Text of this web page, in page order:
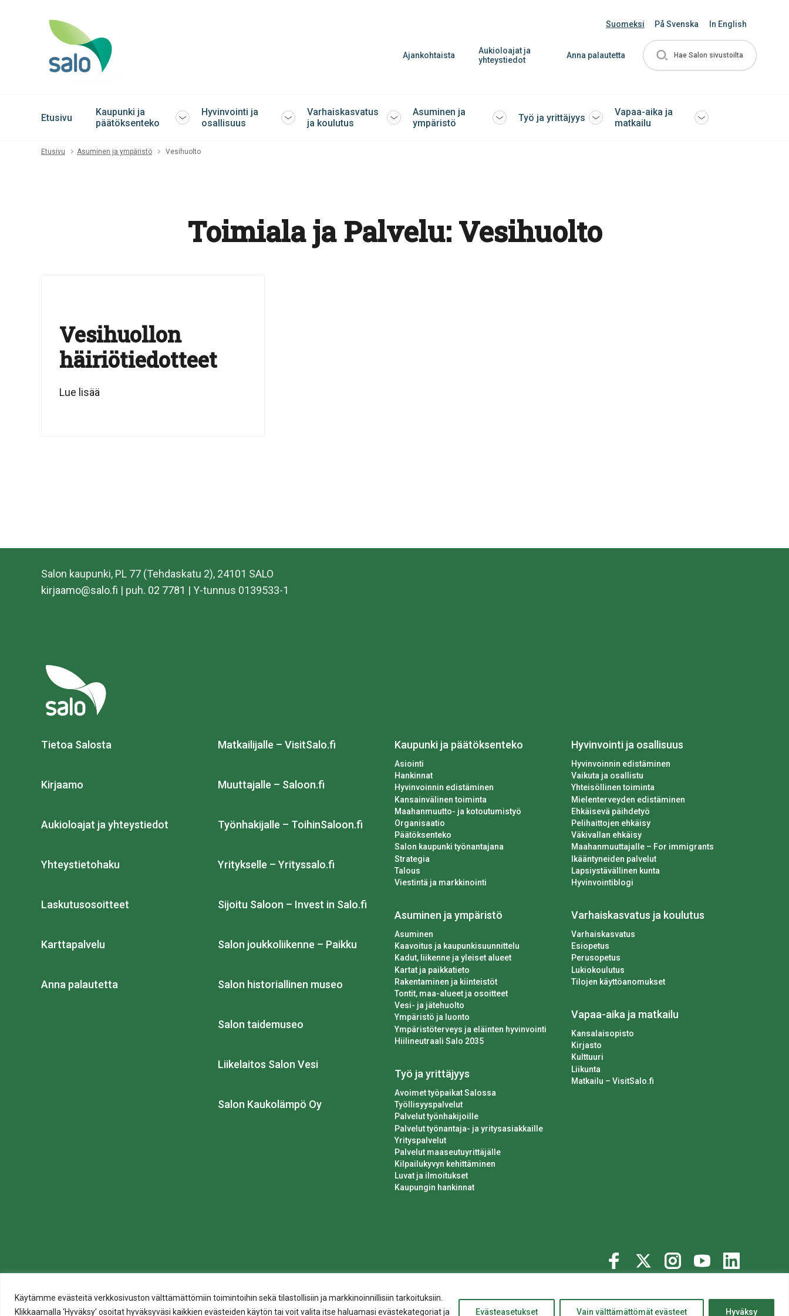
Käytämme evästeitä verkkosivuston välttämättömiin toimintoihin sekä tilastollisiin ja markkinoinnillisiin tarkoituksiin.
Klikkaamalla ‘Hyväksy’ osoitat hyväksyväsi kaikkien evästeiden käytön tai voit valita itse haluamasi evästekategoriat ja
Evästeasetukset Vain välttämättömät evästeet Hyväksy
Suomeksi På Svenska In English
Ajankohtaista
Aukioloajat ja
yhteystiedot
Anna palautetta Hae Salon sivustoilta
Etusivu
Kaupunki ja
päätöksenteko
Avaa
sulje
Hyvinvointi ja
osallisuus
Avaa
Varhaiskasvatus
ja koulutus
Avaa
Asuminen ja
ympäristö
Avaa
Työ ja yrittäjyys Avaa
Vapaa-aika ja
matkailu
Avaa
Etusivu Asuminen ja ympäristö Vesihuolto
Toimiala ja Palvelu: Vesihuolto
Vesihuollon
häiriötiedotteet
Lue lisää
ylös
Salon kaupunki, PL 77 (Tehdaskatu 2), 24101 SALO
kirjaamo@salo.fi | puh. 02 7781 | Y-tunnus 0139533-1
Tietoa Salosta
Kirjaamo
Aukioloajat ja yhteystiedot
Yhteystietohaku
Laskutusosoitteet
Karttapalvelu
Anna palautetta
Matkailijalle – VisitSalo.fi
Muuttajalle – Saloon.fi
Työnhakijalle – ToihinSaloon.fi
Yritykselle – Yrityssalo.fi
Sijoitu Saloon – Invest in Salo.fi
Salon joukkoliikenne – Paikku
Salon historiallinen museo
Salon taidemuseo
Liikelaitos Salon Vesi
Salon Kaukolämpö Oy
Kaupunki ja päätöksenteko
Asiointi
Hankinnat
Hyvinvoinnin edistäminen
Kansainvälinen toiminta
Maahanmuutto- ja kotoutumistyö
Organisaatio
Päätöksenteko
Salon kaupunki työnantajana
Strategia
Talous
Viestintä ja markkinointi
Asuminen ja ympäristö
Asuminen
Kaavoitus ja kaupunkisuunnittelu
Kadut, liikenne ja yleiset alueet
Kartat ja paikkatieto
Rakentaminen ja kiinteistöt
Tontit, maa-alueet ja osoitteet
Vesi- ja jätehuolto
Ympäristö ja luonto
Ympäristöterveys ja eläinten hyvinvointi
Hiilineutraali Salo 2035
Työ ja yrittäjyys
Avoimet työpaikat Salossa
Työllisyyspalvelut
Palvelut työnhakijoille
Palvelut työnantaja- ja yritysasiakkaille
Yrityspalvelut
Palvelut maaseutuyrittäjälle
Kilpailukyvyn kehittäminen
Luvat ja ilmoitukset
Kaupungin hankinnat
Hyvinvointi ja osallisuus
Hyvinvoinnin edistäminen
Vaikuta ja osallistu
Yhteisöllinen toiminta
Mielenterveyden edistäminen
Ehkäisevä päihdetyö
Pelihaittojen ehkäisy
Väkivallan ehkäisy
Maahanmuuttajalle – For immigrants
Ikääntyneiden palvelut
Lapsiystävällinen kunta
Hyvinvointiblogi
Varhaiskasvatus ja koulutus
Varhaiskasvatus
Esiopetus
Perusopetus
Lukiokoulutus
Tilojen käyttöanomukset
Vapaa-aika ja matkailu
Kansalaisopisto
Kirjasto
Kulttuuri
Liikunta
Matkailu – VisitSalo.fi
Tietosuoja
Evästeiden käyttö